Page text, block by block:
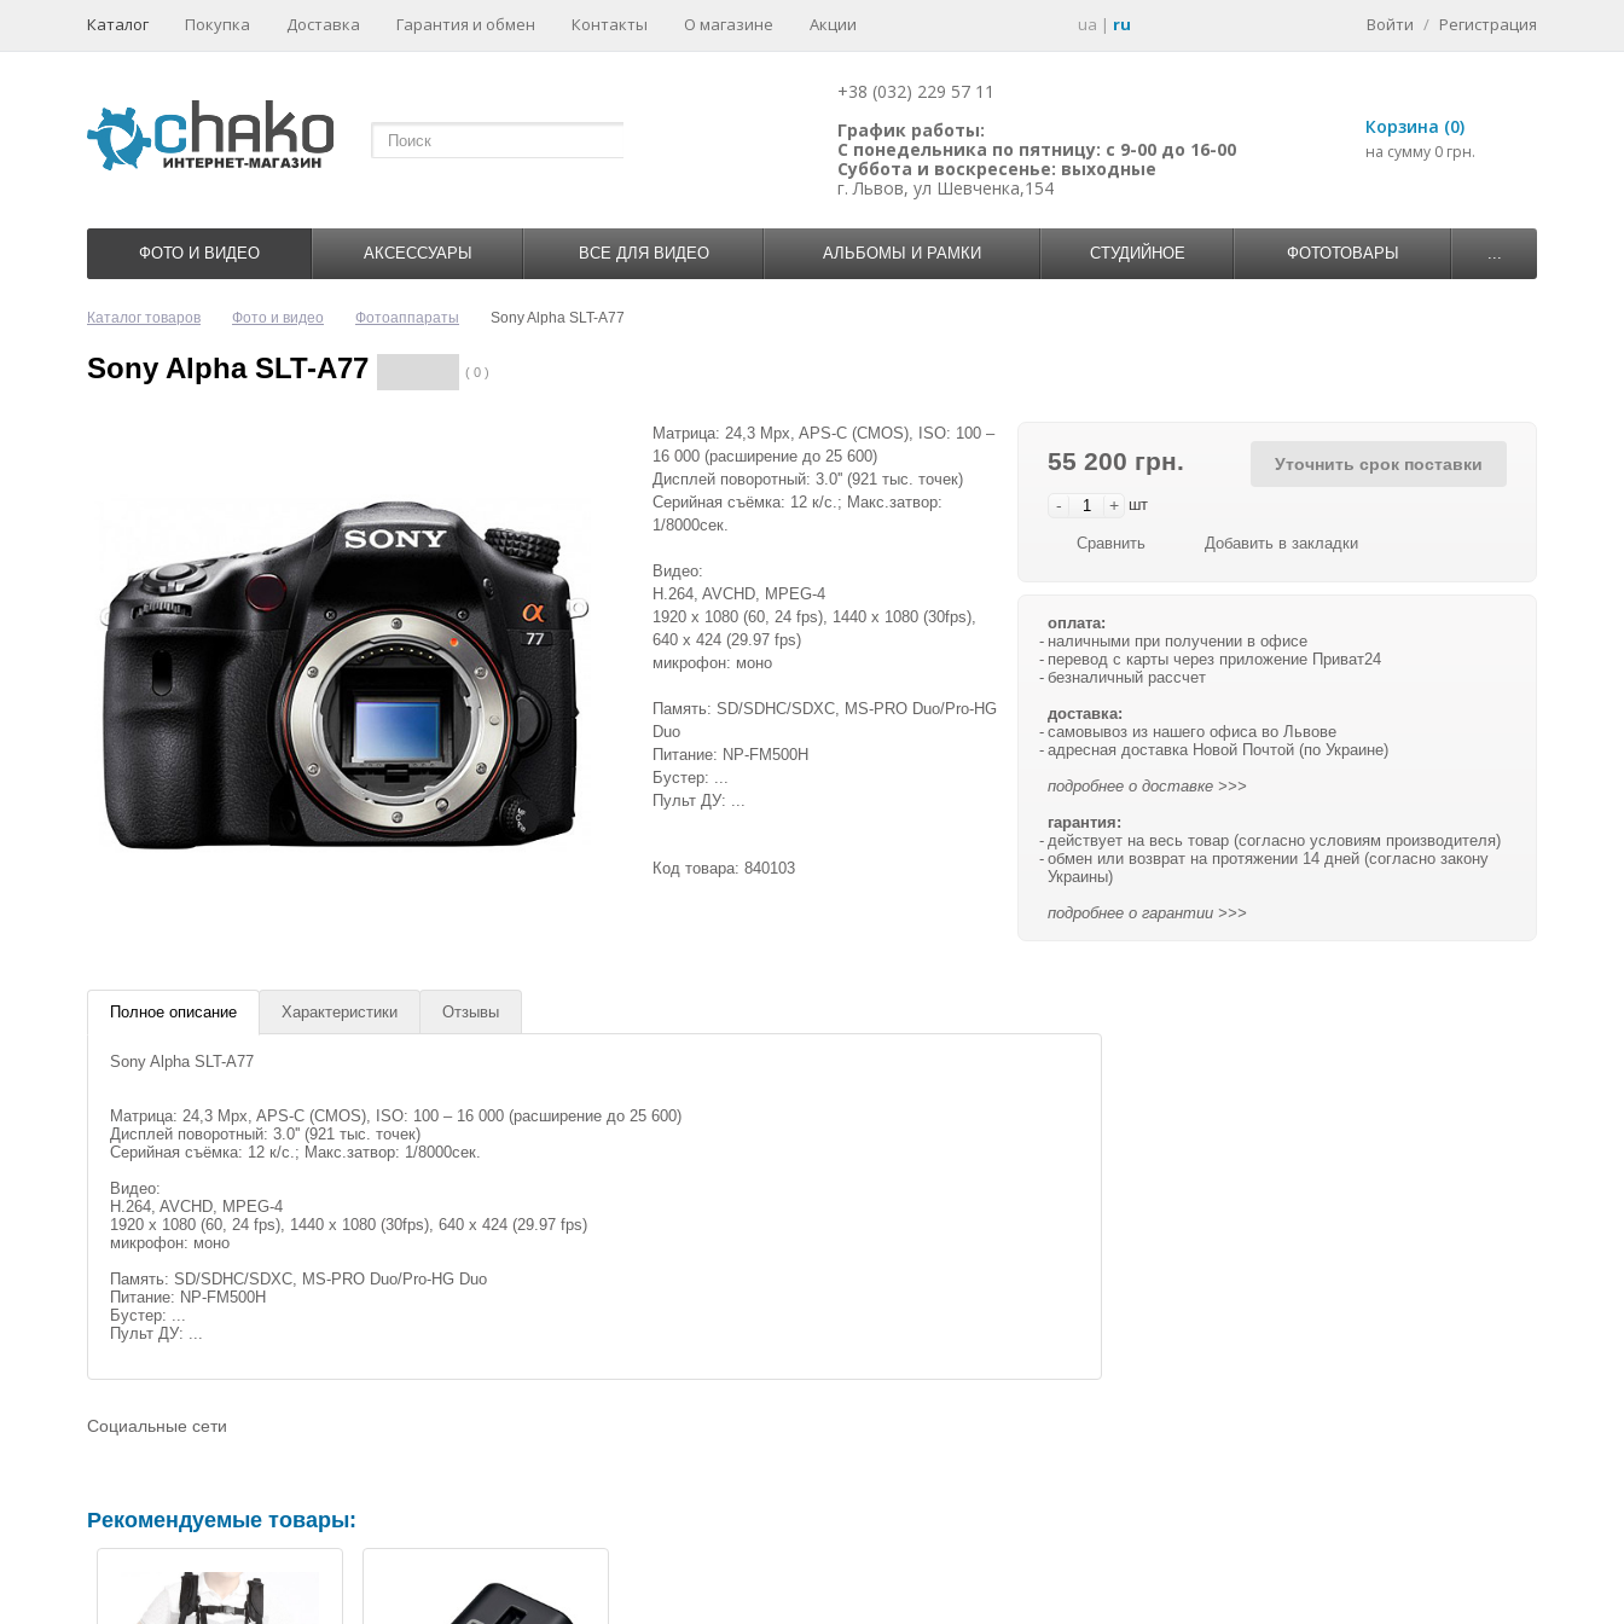
Каталог Покупка Доставка Гарантия и обмен Контакты О магазине Акции ua | ru Войти / Регистрация
+38 (032) 229 57 11
График работы:
С понедельника по пятницу: с 9-00 до 16-00
Суббота и воскресенье: выходные
г. Львов, ул Шевченка,154
Корзина (0)
на сумму 0 грн.
ФОТО И ВИДЕО АКСЕССУАРЫ ВСЕ ДЛЯ ВИДЕО АЛЬБОМЫ И РАМКИ СТУДИЙНОЕ ФОТОТОВАРЫ ...
Каталог товаров Фото и видео Фотоаппараты Sony Alpha SLT-A77
Sony Alpha SLT-A77 ( 0 )
55 200 грн.
- + шт
Уточнить срок поставки
Сравнить Добавить в закладки
оплата:
наличными при получении в офисе
перевод с карты через приложение Приват24
безналичный рассчет
доставка:
самовывоз из нашего офиса во Львове
адресная доставка Новой Почтой (по Украине)
подробнее о доставке >>>
гарантия:
действует на весь товар (согласно условиям производителя)
обмен или возврат на протяжении 14 дней (согласно закону
Украины)
подробнее о гарантии >>>
Матрица: 24,3 Mpx, APS-C (CMOS), ISO: 100 –
16 000 (расширение до 25 600)
Дисплей поворотный: 3.0'' (921 тыс. точек)
Серийная съёмка: 12 к/с.; Макс.затвор:
1/8000сек.
Видео:
H.264, AVCHD, MPEG-4
1920 x 1080 (60, 24 fps), 1440 x 1080 (30fps),
640 x 424 (29.97 fps)
микрофон: моно
Память: SD/SDHC/SDXC, MS-PRO Duo/Pro-HG
Duo
Питание: NP-FM500H
Бустер: ...
Пульт ДУ: ...
Код товара: 840103
Полное описание Характеристики Отзывы
Sony Alpha SLT-A77
Матрица: 24,3 Mpx, APS-C (CMOS), ISO: 100 – 16 000 (расширение до 25 600)
Дисплей поворотный: 3.0'' (921 тыс. точек)
Серийная съёмка: 12 к/с.; Макс.затвор: 1/8000сек.
Видео:
H.264, AVCHD, MPEG-4
1920 x 1080 (60, 24 fps), 1440 x 1080 (30fps), 640 x 424 (29.97 fps)
микрофон: моно
Память: SD/SDHC/SDXC, MS-PRO Duo/Pro-HG Duo
Питание: NP-FM500H
Бустер: ...
Пульт ДУ: ...
Социальные сети
Рекомендуемые товары: